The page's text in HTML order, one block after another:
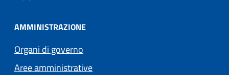
AMMINISTRAZIONE
Organi di governo
Aree amministrative